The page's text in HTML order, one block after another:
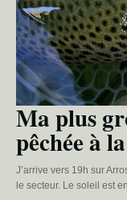
Ma plus
pêchée à
J’arrive vers 19h sur
le secteur. Le soleil est